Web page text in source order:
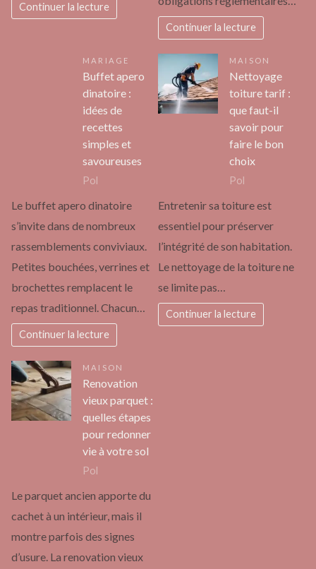
Continuer la lecture
Continuer la lecture
MARIAGE
Buffet apero
dinatoire :
idées de
recettes
simples et
savoureuses
Pol
Le buffet apero dinatoire
s’invite dans de nombreux
rassemblements conviviaux.
Petites bouchées, verrines et
brochettes remplacent le
repas traditionnel. Chacun…
Continuer la lecture
MAISON
Nettoyage
toiture tarif :
que faut-il
savoir pour
faire le bon
choix
Pol
Entretenir sa toiture est
essentiel pour préserver
l’intégrité de son habitation.
Le nettoyage de la toiture ne
se limite pas…
Continuer la lecture
MAISON
Renovation
vieux parquet :
quelles étapes
pour redonner
vie à votre sol
Pol
Le parquet ancien apporte du
cachet à un intérieur, mais il
montre parfois des signes
d’usure. La renovation vieux